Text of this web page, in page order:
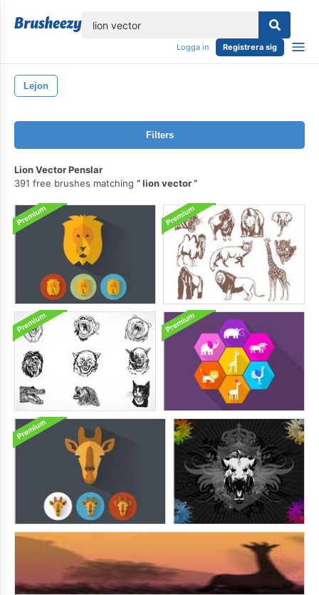
Logga in Registrera sig
Lejon
Filters
Lion Vector Penslar
391 free brushes matching
lion vector